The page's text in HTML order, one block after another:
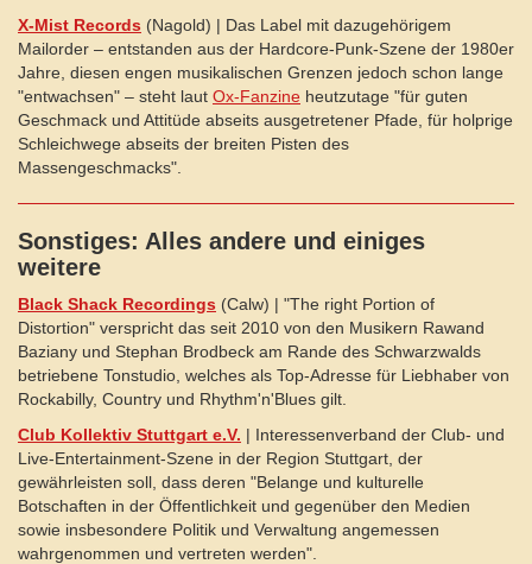
X-Mist Records (Nagold) | Das Label mit dazugehörigem
Mailorder – entstanden aus der Hardcore-Punk-Szene der 1980er
Jahre, diesen engen musikalischen Grenzen jedoch schon lange
"entwachsen" – steht laut Ox-Fanzine heutzutage "für guten
Geschmack und Attitüde abseits ausgetretener Pfade, für holprige
Schleichwege abseits der breiten Pisten des
Massengeschmacks".
Sonstiges: Alles andere und einiges
weitere
Black Shack Recordings (Calw) | "The right Portion of
Distortion" verspricht das seit 2010 von den Musikern Rawand
Baziany und Stephan Brodbeck am Rande des Schwarzwalds
betriebene Tonstudio, welches als Top-Adresse für Liebhaber von
Rockabilly, Country und Rhythm'n'Blues gilt.
Club Kollektiv Stuttgart e.V. | Interessenverband der Club- und
Live-Entertainment-Szene in der Region Stuttgart, der
gewährleisten soll, dass deren "Belange und kulturelle
Botschaften in der Öffentlichkeit und gegenüber den Medien
sowie insbesondere Politik und Verwaltung angemessen
wahrgenommen und vertreten werden".